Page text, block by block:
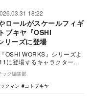
18:22
ロールがスケールフィギ
ブキヤ『OSHI
リーズに登場
OSHI WORKS』シリーズよ
に登場するキャラクターの
ギュアが順次発売される。
ック編集部
クマン コトブキヤ